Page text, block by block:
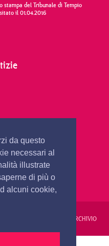
da questo
necessari al
illustrate
di più o
alcuni cookie,
del Tribunale di Tempio
il 01.04.2016
ARCHIVIO